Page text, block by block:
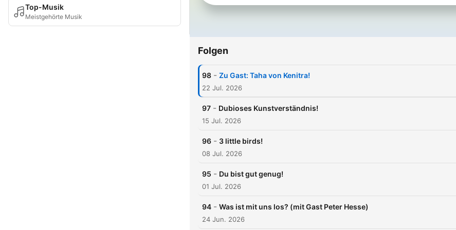
Top-Musik
Meistgehörte Musik
authentisch, lebendig und
Folgen
98 - Zu Gast: Taha von Kenitra!
22 Jul. 2026
97 - Dubioses Kunstverständnis!
15 Jul. 2026
96 - 3 little birds!
08 Jul. 2026
95 - Du bist gut genug!
01 Jul. 2026
94 - Was ist mit uns los? (mit Gast Peter Hesse)
24 Jun. 2026